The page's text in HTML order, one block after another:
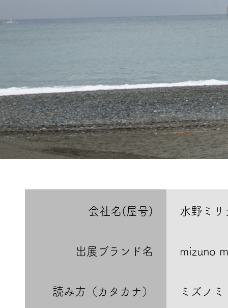
会社名(屋号) 水野ミ
出展ブランド名 mizuno
読み方（カタカナ） ミズノ